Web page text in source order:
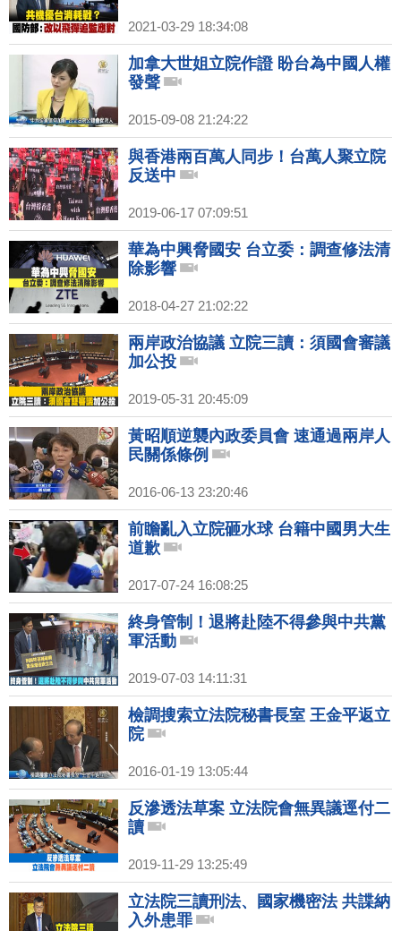
2021-03-29 18:34:08
加拿大世姐立院作證 盼台為中國人權
發聲
2015-09-08 21:24:22
與香港兩百萬人同步！台萬人聚立院
反送中
2019-06-17 07:09:51
華為中興脅國安 台立委：調查修法清
除影響
2018-04-27 21:02:22
兩岸政治協議 立院三讀：須國會審議
加公投
2019-05-31 20:45:09
黃昭順逆襲內政委員會 速通過兩岸人
民關係條例
2016-06-13 23:20:46
前瞻亂入立院砸水球 台籍中國男大生
道歉
2017-07-24 16:08:25
終身管制！退將赴陸不得參與中共黨
軍活動
2019-07-03 14:11:31
檢調搜索立法院秘書長室 王金平返立
院
2016-01-19 13:05:44
反滲透法草案 立法院會無異議逕付二
讀
2019-11-29 13:25:49
立法院三讀刑法、國家機密法 共諜納
入外患罪